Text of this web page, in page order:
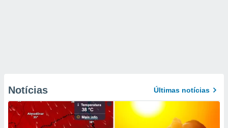
Notícias Últimas notícias